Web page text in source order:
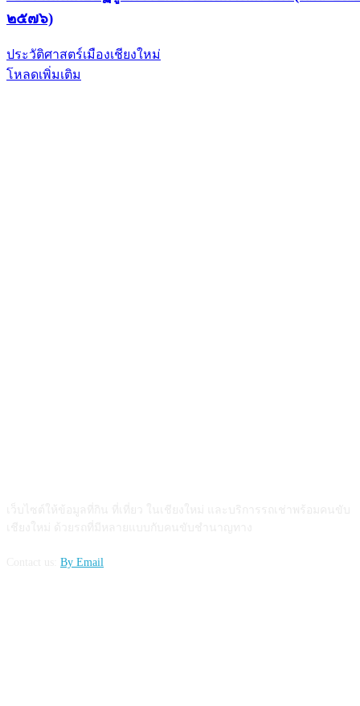
๒๕๗๖)
ประวัติศาสตร์เมืองเชียงใหม่
โหลดเพิ่มเติม
By Email